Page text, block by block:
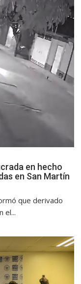
en hecho
en San Martín
que derivado
el...